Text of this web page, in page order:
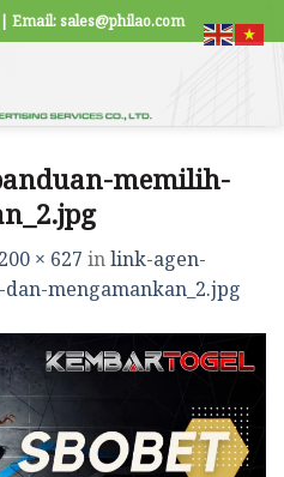
Email: sales@philao.com
memilih-
× 627 inlink-agen-
mengamankan_2.jpg